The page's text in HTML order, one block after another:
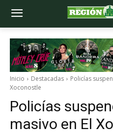
Inicio Destacadas
Policías
Xoconostle
Policías
masivo en El